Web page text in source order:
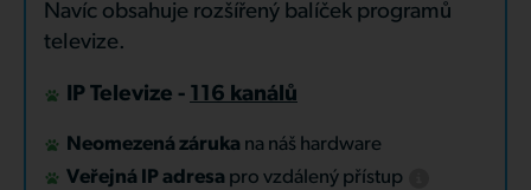
Navíc obsahuje rozšířený balíček programů
televize.
IP Televize - 116 kanálů
Neomezená záruka na náš hardware
Veřejná IP adresa pro vzdálený přístup